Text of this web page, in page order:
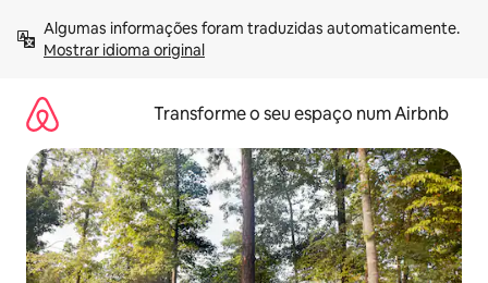
para
Mostrar idioma original
Transforme o seu espaço num Airbnb